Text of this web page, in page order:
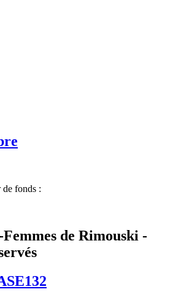
fonds :
de Rimouski -